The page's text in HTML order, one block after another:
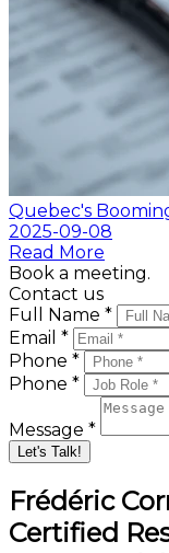
Quebec's
2025-09-08
Read More
Book a meeting.
Contact us
Full Name *
Email *
Phone *
Phone *
Message *
Let's Talk!
Frédéric
Certified